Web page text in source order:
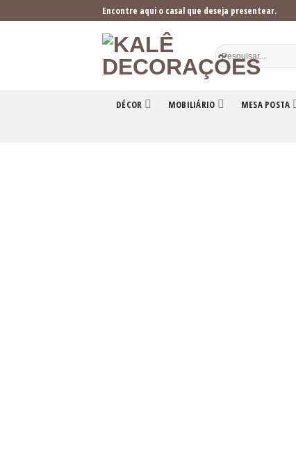
to
Encontre aqui o casal que deseja presentear.
DÉCOR MOBILIÁRIO MESA POSTA